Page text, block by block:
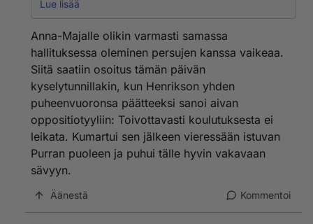
hllituksesta, varmaan ei kestä persujen kanssa olla
Lue lisää
Anna-Majalle olikin varmasti samassa
hallituksessa oleminen persujen kanssa vaikeaa.
Siitä saatiin osoitus tämän päivän
kyselytunnillakin, kun Henrikson yhden
puheenvuoronsa päätteeksi sanoi aivan
oppositiotyyliin: Toivottavasti koulutuksesta ei
leikata. Kumartui sen jälkeen vieressään istuvan
Purran puoleen ja puhui tälle hyvin vakavaan
sävyyn.
Äänestä Kommentoi